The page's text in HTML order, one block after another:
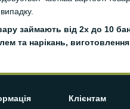
займають від 2х до 10
та нарікань,
Клієнтам